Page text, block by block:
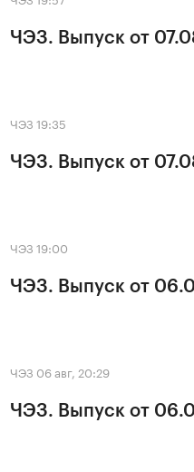
ЧЭЗ. Выпуск от
ЧЭЗ 19:35
ЧЭЗ. Выпуск от
ЧЭЗ 19:00
ЧЭЗ. Выпуск от
ЧЭЗ 06 авг, 20:29
ЧЭЗ. Выпуск от